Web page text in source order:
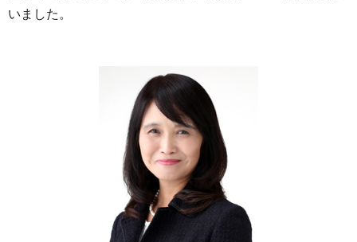
いました。